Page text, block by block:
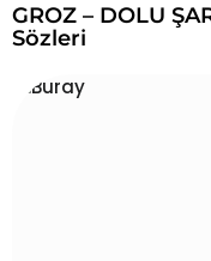
GROZ – DOLU
Sözleri